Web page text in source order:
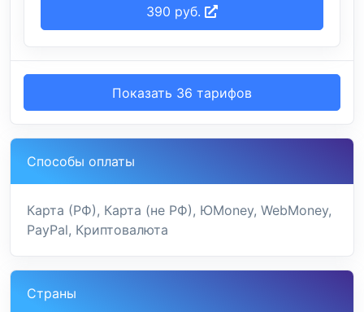
390 руб.
Показать 36 тарифов
Способы оплаты
Карта (РФ), Карта (не РФ), ЮMoney, WebMoney,
PayPal, Криптовалюта
Страны